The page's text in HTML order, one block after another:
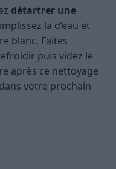
détartrer une
la d’eau et
blanc. Faites
puis videz le
après ce nettoyage
votre prochain